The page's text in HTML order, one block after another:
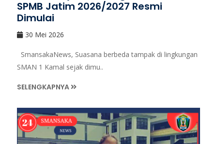
SPMB Jatim 2026/2027 Resmi
Dimulai
30 Mei 2026
SmansakaNews, Suasana berbeda tampak di lingkungan
SMAN 1 Kamal sejak dimu..
SELENGKAPNYA